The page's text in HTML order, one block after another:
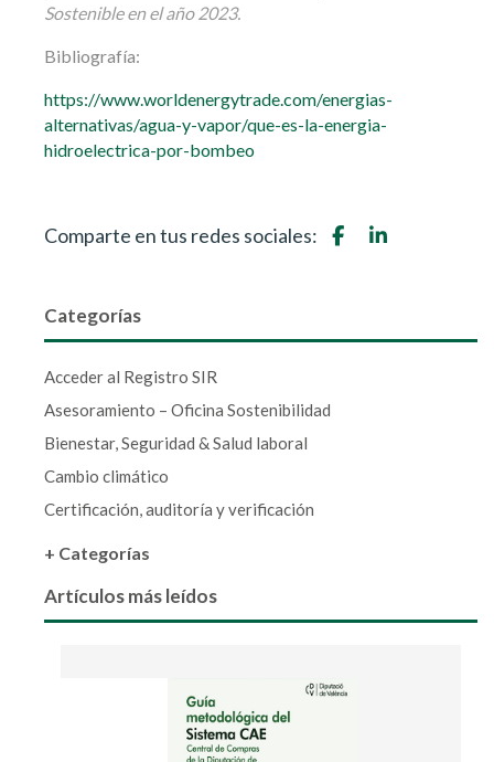
Sostenible en el año 2023.
Bibliografía:
https://www.worldenergytrade.com/energias-
alternativas/agua-y-vapor/que-es-la-energia-
hidroelectrica-por-bombeo
Comparte en tus redes sociales:
Categorías
Acceder al Registro SIR
Asesoramiento – Oficina Sostenibilidad
Bienestar, Seguridad & Salud laboral
Cambio climático
Certificación, auditoría y verificación
+ Categorías
Artículos más leídos